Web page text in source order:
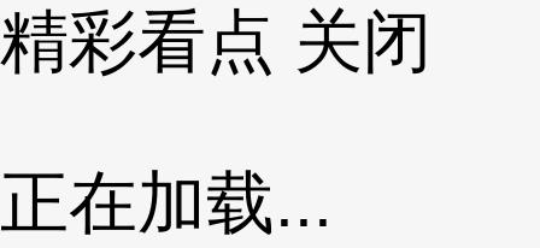
精彩看点 关闭
正在加载...